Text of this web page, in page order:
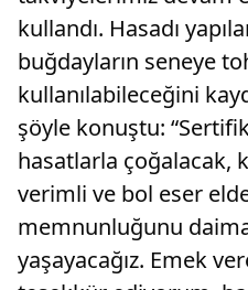
kullandı. Hasadı
buğdayların seneye
kullanılabileceğini
şöyle konuştu:
hasatlarla çoğalacak,
verimli ve bol eser
memnunluğunu
yaşayacağız. Emek